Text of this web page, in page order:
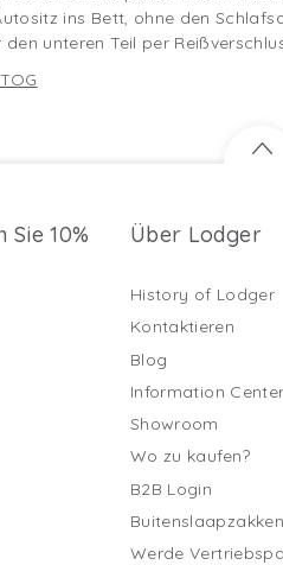
ins Bett, ohne den
unteren Teil per
10%
Über Lodger
History of Lodger
Kontaktieren
Blog
Information Center
Showroom
Wo zu kaufen?
B2B Login
Buitenslaapzakken
Werde